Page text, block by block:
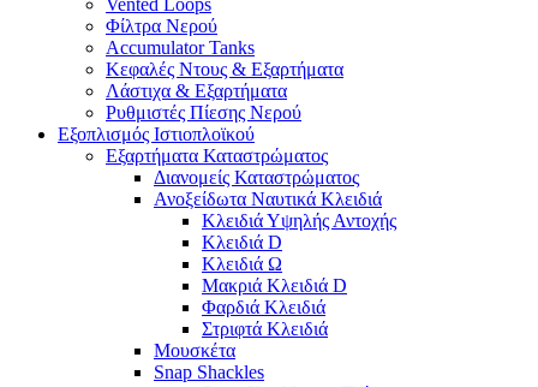
Vented Loops
Φίλτρα Νερού
Accumulator Tanks
Κεφαλές Ντους & Εξαρτήματα
Λάστιχα & Εξαρτήματα
Ρυθμιστές Πίεσης Νερού
Εξοπλισμός Ιστιοπλοϊκού
Εξαρτήματα Καταστρώματος
Διανομείς Καταστρώματος
Ανοξείδωτα Ναυτικά Κλειδιά
Κλειδιά Υψηλής Αντοχής
Κλειδιά D
Κλειδιά Ω
Μακριά Κλειδιά D
Φαρδιά Κλειδιά
Στριφτά Κλειδιά
Μουσκέτα
Snap Shackles